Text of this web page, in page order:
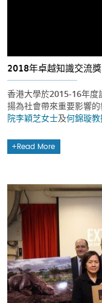
2018年卓越知識交流獎
香港大學於2015-16年度
揚為社會帶來重要影響
院李穎芝女士及何錦璇
Read More